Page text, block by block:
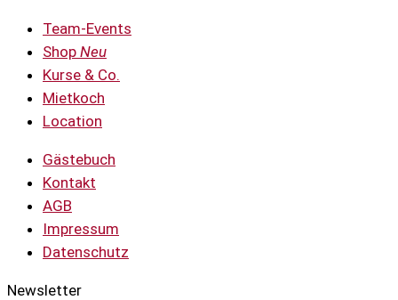
Team-Events
Shop Neu
Kurse & Co.
Mietkoch
Location
Gästebuch
Kontakt
AGB
Impressum
Datenschutz
Newsletter